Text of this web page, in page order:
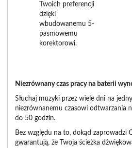
Twoich preferencji
dzięki
wbudowanemu 5-
pasmowemu
korektorowi.
Niezrównany czas pracy na baterii
Słuchaj muzyki przez wiele dni na
niezrównanemu czasowi odtwarzania
do 50 godzin.
Bez względu na to, dokąd zaprowadzi
gwarantują, że Twoja ścieżka